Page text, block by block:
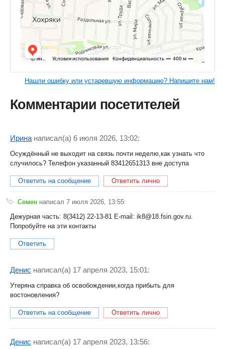
Нашли ошибку или устаревшую информацию? Напишите нам!
Комментарии посетителей
Ирина написал(a) 6 июля 2026, 13:02:
Осуждённый не выходит на связь почти неделю,как узнать что
случилось? Телефон указанный 83412651313 вне доступа
Ответить на сообщение Ответить лично
Семен написал 7 июля 2026, 13:55:
Дежурная часть: 8(3412) 22-13-81 E-mail: ik8@18.fsin.gov.ru.
Попробуйте на эти контакты
Ответить
Денис написал(a) 17 апреля 2023, 15:01:
Утеряна справка об освобождении,когда прибыть для
востоновления?
Ответить на сообщение Ответить лично
Денис написал(a) 17 апреля 2023, 13:56: